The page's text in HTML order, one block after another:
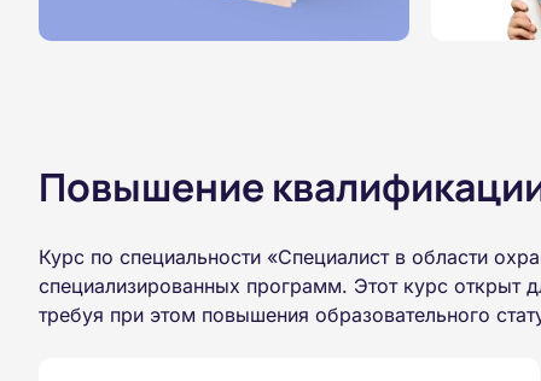
Повышение
Курс по специальности «Специалист в области
специализированных программ. Этот курс открыт
требуя при этом повышения образовательного